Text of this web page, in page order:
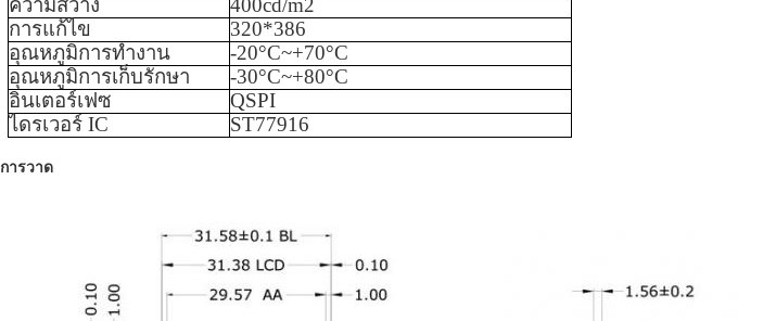
ความสว่าง
400cd/m2
การแก้ไข
320*386
อุณหภูมิการทํางาน
-20°C~+70°C
อุณหภูมิการเก็บรักษา
-30°C~+80°C
อินเตอร์เฟซ
QSPI
ไดรเวอร์ IC
ST77916
การวาด